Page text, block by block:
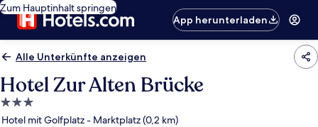
Zum Hauptinhalt springen
App herunterladen
Alle Unterkünfte anzeigen
Hotel Zur Alten Brücke
3.0-
Sterne-
Hotel mit Golfplatz - Marktplatz (0,2 km)